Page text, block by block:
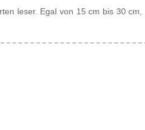
leser. Egal von 15 cm bis 30